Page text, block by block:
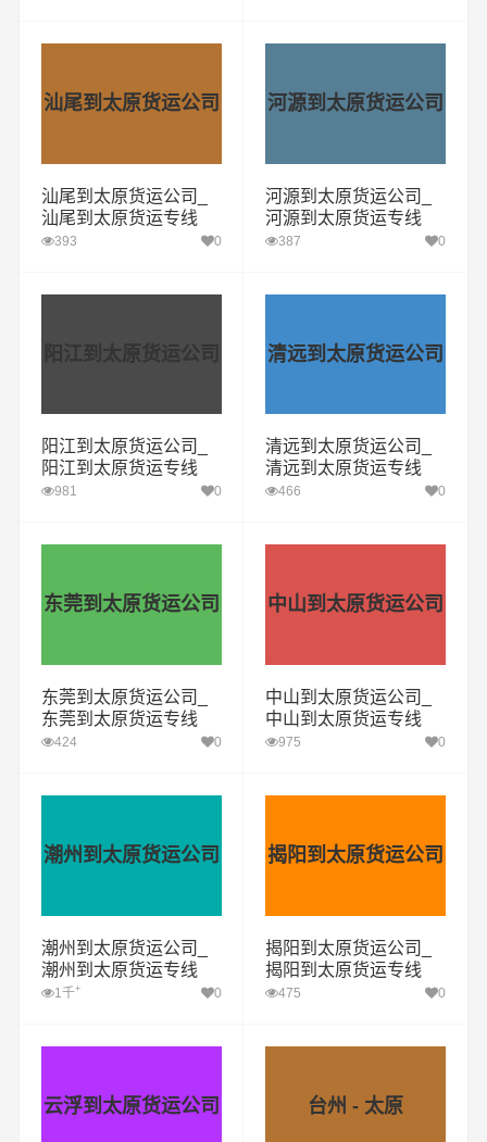
汕尾到太原货运公司
汕尾到太原货运公司_
汕尾到太原货运专线
393 0
河源到太原货运公司
河源到太原货运公司_
河源到太原货运专线
387 0
阳江到太原货运公司
阳江到太原货运公司_
阳江到太原货运专线
981 0
清远到太原货运公司
清远到太原货运公司_
清远到太原货运专线
466 0
东莞到太原货运公司
东莞到太原货运公司_
东莞到太原货运专线
424 0
中山到太原货运公司
中山到太原货运公司_
中山到太原货运专线
975 0
潮州到太原货运公司
潮州到太原货运公司_
潮州到太原货运专线
1千+ 0
揭阳到太原货运公司
揭阳到太原货运公司_
揭阳到太原货运专线
475 0
云浮到太原货运公司 台州 - 太原